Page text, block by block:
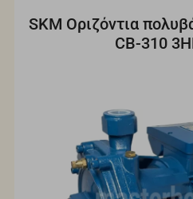
SKM Οριζόντια
CΒ-310